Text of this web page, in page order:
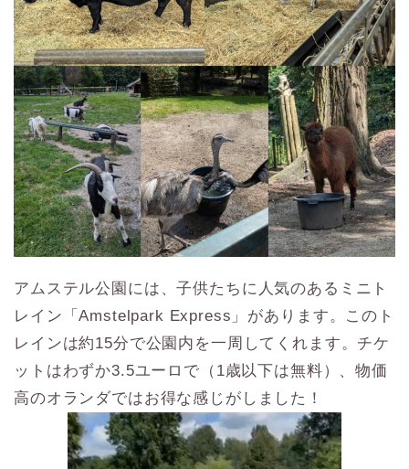
アムステル公園には、子供たちに人気のあるミニト
レイン「Amstelpark Express」があります。このト
レインは約15分で公園内を一周してくれます。チケ
ットはわずか3.5ユーロで（1歳以下は無料）、物価
高のオランダではお得な感じがしました！